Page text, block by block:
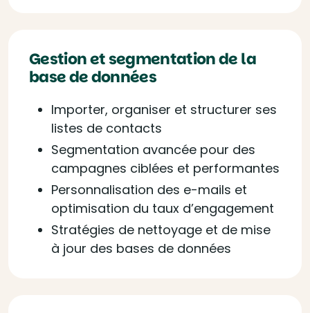
Gestion et segmentation de la
base de données
Importer, organiser et structurer ses
listes de contacts
Segmentation avancée pour des
campagnes ciblées et performantes
Personnalisation des e-mails et
optimisation du taux d’engagement
Stratégies de nettoyage et de mise
à jour des bases de données